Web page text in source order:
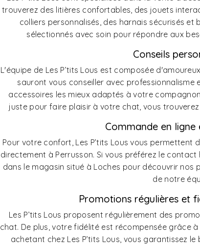
trouverez des litières confortables, des jouets
colliers personnalisés, des harnais sécurisés et
sélectionnés avec soin pour répondre aux
Conseils
L'équipe de Les P’tits Lous est composée
sauront vous conseiller avec professionnalisme
accessoires les mieux adaptés à votre
juste pour faire plaisir à votre chat, vous trouverez
Commande en ligne
Pour votre confort, Les P’tits Lous vous permettent
directement à Perrusson. Si vous préférez le
dans le magasin situé à Loches pour découvrir
de notre
Promotions régulières et
Les P’tits Lous proposent régulièrement des
chat. De plus, votre fidélité est récompensée grâce
achetant chez Les P’tits Lous, vous garantissez